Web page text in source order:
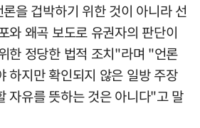
을 겁박하기 위한 것이 아니라 선
와 왜곡 보도로 유권자의 판단이
한 정당한 법적 조치"라며 "언론
하지만 확인되지 않은 일방 주장
자유를 뜻하는 것은 아니다"고 말